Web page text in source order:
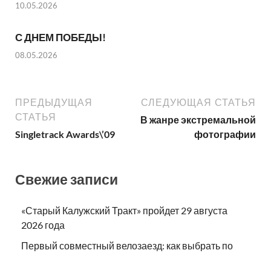
10.05.2026
С ДНЕМ ПОБЕДЫ!
08.05.2026
ПРЕДЫДУЩАЯ
СТАТЬЯ
Singletrack Awards\’09
СЛЕДУЮЩАЯ СТАТЬЯ
В жанре экстремальной
фотографии
Свежие записи
«Старый Калужский Тракт» пройдет 29 августа
2026 года
Первый совместный велозаезд: как выбрать по